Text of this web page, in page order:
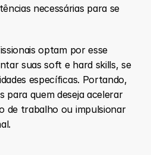
necessárias para se
optam por esse
suas soft e hard skills, se
específicas. Portando,
para quem deseja acelerar
de trabalho ou impulsionar